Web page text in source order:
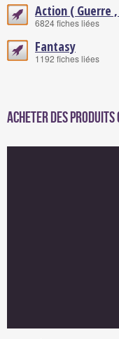
Action ( Guerre
6824 fiches liées
Fantasy
1192 fiches liées
Acheter des produits